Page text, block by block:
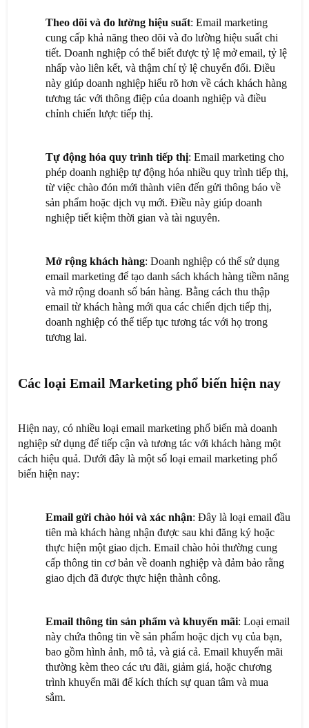
Theo dõi và đo lường hiệu suất: Email marketing
cung cấp khả năng theo dõi và đo lường hiệu suất chi
tiết. Doanh nghiệp có thể biết được tỷ lệ mở email, tỷ lệ
nhấp vào liên kết, và thậm chí tỷ lệ chuyển đổi. Điều
này giúp doanh nghiệp hiểu rõ hơn về cách khách hàng
tương tác với thông điệp của doanh nghiệp và điều
chỉnh chiến lược tiếp thị.
Tự động hóa quy trình tiếp thị: Email marketing cho
phép doanh nghiệp tự động hóa nhiều quy trình tiếp thị,
từ việc chào đón mới thành viên đến gửi thông báo về
sản phẩm hoặc dịch vụ mới. Điều này giúp doanh
nghiệp tiết kiệm thời gian và tài nguyên.
Mở rộng khách hàng: Doanh nghiệp có thể sử dụng
email marketing để tạo danh sách khách hàng tiềm năng
và mở rộng doanh số bán hàng. Bằng cách thu thập
email từ khách hàng mới qua các chiến dịch tiếp thị,
doanh nghiệp có thể tiếp tục tương tác với họ trong
tương lai.
Các loại Email Marketing phổ biến hiện nay
Hiện nay, có nhiều loại email marketing phổ biến mà doanh
nghiệp sử dụng để tiếp cận và tương tác với khách hàng một
cách hiệu quả. Dưới đây là một số loại email marketing phổ
biến hiện nay:
Email gửi chào hỏi và xác nhận: Đây là loại email đầu
tiên mà khách hàng nhận được sau khi đăng ký hoặc
thực hiện một giao dịch. Email chào hỏi thường cung
cấp thông tin cơ bản về doanh nghiệp và đảm bảo rằng
giao dịch đã được thực hiện thành công.
Email thông tin sản phẩm và khuyến mãi: Loại email
này chứa thông tin về sản phẩm hoặc dịch vụ của bạn,
bao gồm hình ảnh, mô tả, và giá cả. Email khuyến mãi
thường kèm theo các ưu đãi, giảm giá, hoặc chương
trình khuyến mãi để kích thích sự quan tâm và mua
sắm.